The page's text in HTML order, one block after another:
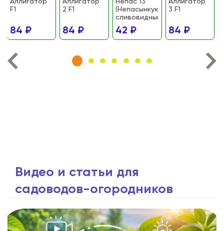
Аллигатор
F1
84 ₽
Аллигатор
2 F1
84 ₽
Непас 13
(Непасынкующийся
сливовидный)
42 ₽
Аллигатор
3 F1
84 ₽
Видео и статьи для
садоводов-огородников